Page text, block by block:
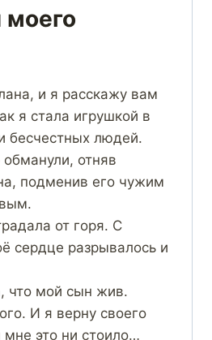
моего
и я расскажу вам
я стала игрушкой в
бесчестных людей.
отняв
подменив его чужим
от горя. С
сердце разрывалось и
что мой сын жив.
И я верну своего
мне это ни стоило…